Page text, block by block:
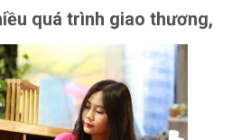
quá trình giao thương,